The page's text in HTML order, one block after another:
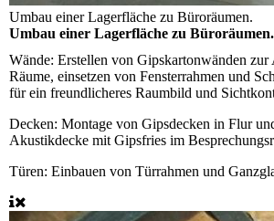
Umbau einer Lagerfläche zu Büroräumen.
Umbau einer Lagerfläche zu Büroräumen.
Wände: Erstellen von Gipskartonwänden zur
Räume, einsetzen von Fensterrahmen und
für ein freundlicheres Raumbild und
Decken: Montage von Gipsdecken in Flur
Akustikdecke mit Gipsfries im
Türen: Einbauen von Türrahmen und